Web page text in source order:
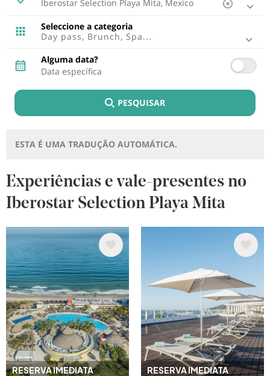
Tenerife, Espanha
Cádiz, Espanha
Punta Cana, República Dominicana
Riviera Maya, Mexico
Fuerteventura, Espanha
Montego Bay, Jamaica
Lagos, Portugal
Riviera Nayarit, Mexico
Cozumel, Mexico
Ponto Brabo, Aruba
Rétino , Grécia
Seleccione a categoria
Day pass, Brunch, Spa...
Alguma data?
PESQUISAR
ESTA É UMA TRADUÇÃO AUTOMÁTICA.
Experiências e vale-presentes no
Iberostar Selection Playa Mita
RESERVA IMEDIATA
Imagem
RESERVA IMEDIATA